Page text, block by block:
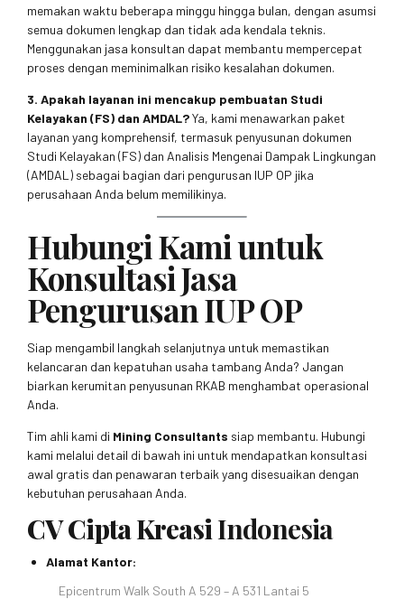
memakan waktu beberapa minggu hingga bulan, dengan asumsi
semua dokumen lengkap dan tidak ada kendala teknis.
Menggunakan jasa konsultan dapat membantu mempercepat
proses dengan meminimalkan risiko kesalahan dokumen.
3. Apakah layanan ini mencakup pembuatan Studi
Kelayakan (FS) dan AMDAL?Ya, kami menawarkan paket
layanan yang komprehensif, termasuk penyusunan dokumen
Studi Kelayakan (FS) dan Analisis Mengenai Dampak Lingkungan
(AMDAL) sebagai bagian dari pengurusan IUP OP jika
perusahaan Anda belum memilikinya.
Hubungi Kami untuk
Konsultasi Jasa
Pengurusan IUP OP
Siap mengambil langkah selanjutnya untuk memastikan
kelancaran dan kepatuhan usaha tambang Anda? Jangan
biarkan kerumitan penyusunan RKAB menghambat operasional
Anda.
Tim ahli kami di Mining Consultants siap membantu. Hubungi
kami melalui detail di bawah ini untuk mendapatkan konsultasi
awal gratis dan penawaran terbaik yang disesuaikan dengan
kebutuhan perusahaan Anda.
CV Cipta KreasiIndonesia
Alamat Kantor:
Epicentrum Walk South A 529 – A 531 Lantai 5